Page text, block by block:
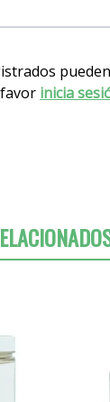
inicia